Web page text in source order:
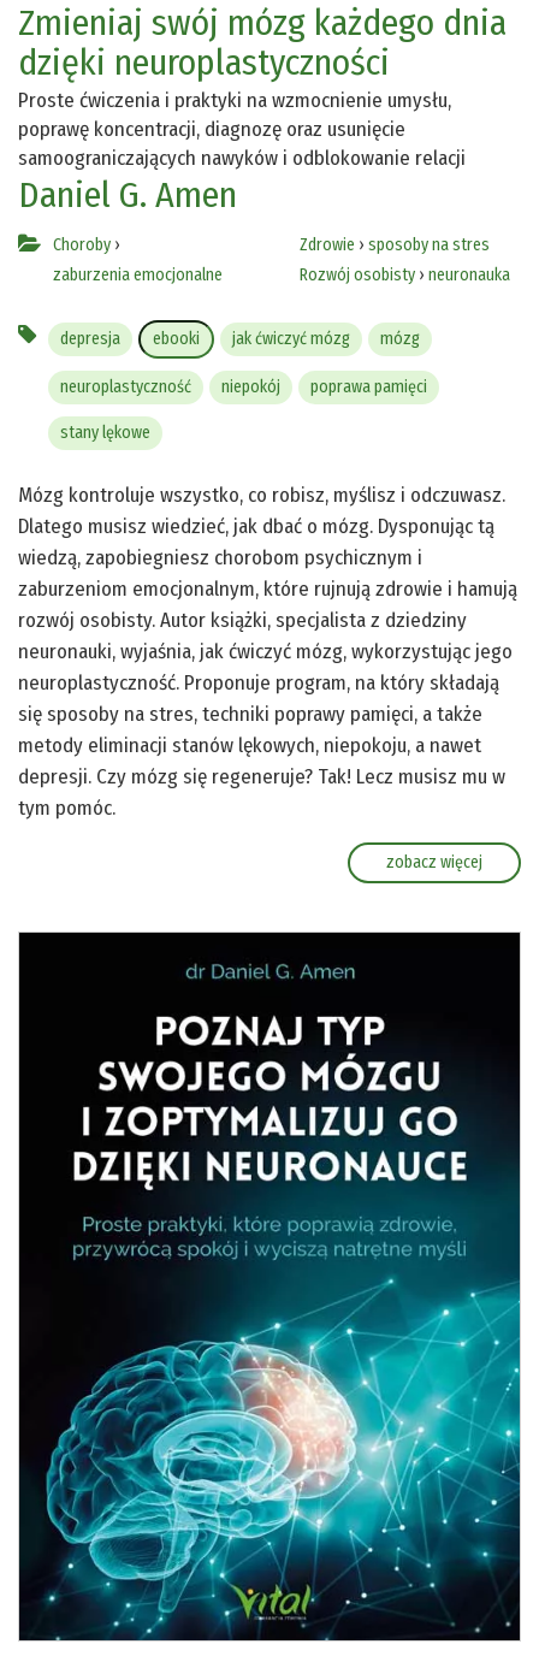
Zmieniaj swój mózg każdego dnia
dzięki neuroplastyczności
Proste ćwiczenia i praktyki na wzmocnienie umysłu,
poprawę koncentracji, diagnozę oraz usunięcie
samoograniczających nawyków i odblokowanie relacji
Daniel G. Amen
Choroby ›
zaburzenia emocjonalne
Zdrowie › sposoby na stres
Rozwój osobisty› neuronauka
depresja ebooki jak ćwiczyć mózg mózg
neuroplastyczność niepokój poprawa pamięci
stany lękowe
Mózg kontroluje wszystko, co robisz, myślisz i odczuwasz.
Dlatego musisz wiedzieć, jak dbać o mózg. Dysponując tą
wiedzą, zapobiegniesz chorobom psychicznym i
zaburzeniom emocjonalnym, które rujnują zdrowie i hamują
rozwój osobisty. Autor książki, specjalista z dziedziny
neuronauki, wyjaśnia, jak ćwiczyć mózg, wykorzystując jego
neuroplastyczność. Proponuje program, na który składają
się sposoby na stres, techniki poprawy pamięci, a także
metody eliminacji stanów lękowych, niepokoju, a nawet
depresji. Czy mózg się regeneruje? Tak! Lecz musisz mu w
tym pomóc.
zobacz więcej